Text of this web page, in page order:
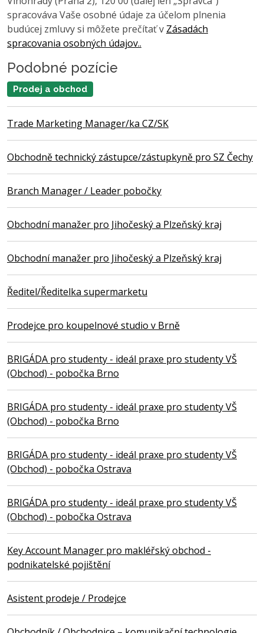
spracováva Vaše osobné údaje za účelom plnenia
budúcej zmluvy si môžete prečítať v Zásadách
spracovania osobných údajov..
Podobné pozície
Prodej a obchod
Trade Marketing Manager/ka CZ/SK
Obchodně technický zástupce/zástupkyně pro SZ Čechy
Branch Manager / Leader pobočky
Obchodní manažer pro Jihočeský a Plzeňský kraj
Obchodní manažer pro Jihočeský a Plzeňský kraj
Ředitel/Ředitelka supermarketu
Prodejce pro koupelnové studio v Brně
BRIGÁDA pro studenty - ideál praxe pro studenty VŠ
(Obchod) - pobočka Brno
BRIGÁDA pro studenty - ideál praxe pro studenty VŠ
(Obchod) - pobočka Brno
BRIGÁDA pro studenty - ideál praxe pro studenty VŠ
(Obchod) - pobočka Ostrava
BRIGÁDA pro studenty - ideál praxe pro studenty VŠ
(Obchod) - pobočka Ostrava
Key Account Manager pro makléřský obchod -
podnikatelské pojištění
Asistent prodeje / Prodejce